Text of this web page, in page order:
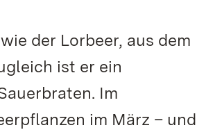
der Lorbeer, aus dem
ist er ein
Im
im März – und